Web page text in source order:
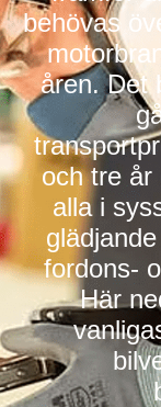
behövas
åren. Det
och tre år
alla i
fordons-
Här